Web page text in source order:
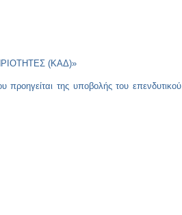
(ΚΑΔ)»
της υποβολής του επενδυτικού